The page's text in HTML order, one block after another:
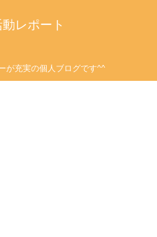
レポート
が充実の個人ブログです^^